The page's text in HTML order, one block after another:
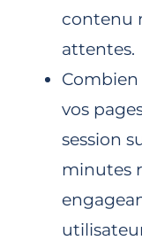
contenu
attentes.
vos
session
minutes